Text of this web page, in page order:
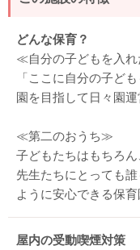
どんな保育？
≪自分の子どもを入
「ここに自分の子ど
園を目指して日々園運
≪第二のおうち≫
子どもたちはもちろ
先生たちにとっても
ように安心できる保育
屋内の受動喫煙対策